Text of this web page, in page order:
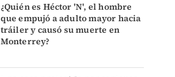
¿Quién es Héctor 'N', el hombre
que empujó a adulto mayor hacia
tráiler y causó su muerte en
Monterrey?